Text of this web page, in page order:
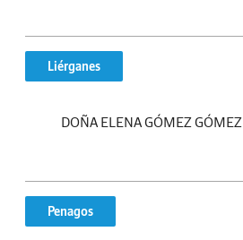
Liérganes
DOÑA ELENA GÓMEZ GÓMEZ
Penagos